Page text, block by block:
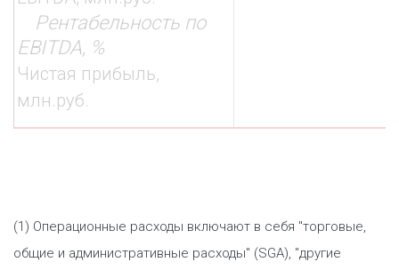
Рентабельность по
EBITDA, %
Чистая прибыль,
млн.руб.
(1) Операционные расходы включают в себя "торговые,
общие и административные расходы" (SGA), "другие